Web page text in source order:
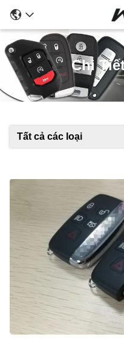
Chi
Tất cả các loại